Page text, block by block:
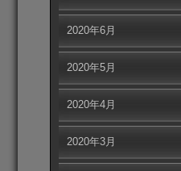
2020年6月
2020年5月
2020年4月
2020年3月